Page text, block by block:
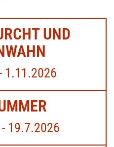
UND
1.11.2026
19.7.2026